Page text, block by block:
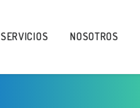
SERVICIOS NOSOTROS